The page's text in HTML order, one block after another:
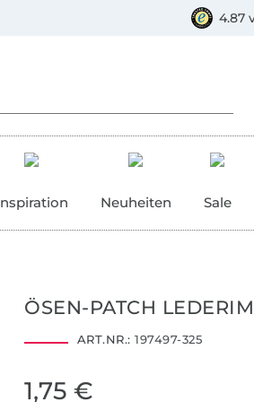
4.87
Neuheiten Sale
ÖSEN-PATCH
ART.NR.: 197497-325
1,75 €
Rechnung, Vorkasse